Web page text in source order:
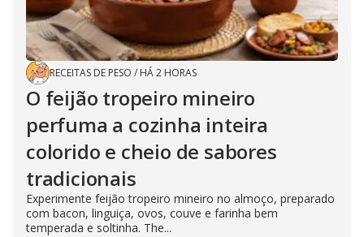
RECEITAS DE PESO / HÁ 2 HORAS
O feijão tropeiro mineiro
perfuma a cozinha inteira
colorido e cheio de sabores
tradicionais
Experimente feijão tropeiro mineiro no almoço, preparado
com bacon, linguiça, ovos, couve e farinha bem
temperada e soltinha. The...